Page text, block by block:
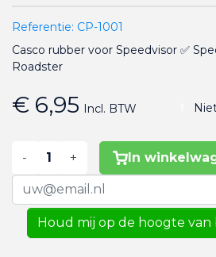
Referentie: CP-1001
Casco rubber voor Speedvisor ✅
Roadster
€ 6,95 Incl. BTW
- + In
Houd mij op de hoogte van